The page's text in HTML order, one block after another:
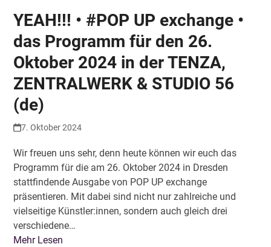
YEAH!!! • #POP UP exchange •
das Programm für den 26.
Oktober 2024 in der TENZA,
ZENTRALWERK & STUDIO 56
(de)
7. Oktober 2024
Wir freuen uns sehr, denn heute können wir euch das
Programm für die am 26. Oktober 2024 in Dresden
stattfindende Ausgabe von POP UP exchange
präsentieren. Mit dabei sind nicht nur zahlreiche und
vielseitige Künstler:innen, sondern auch gleich drei
verschiedene…
Mehr Lesen